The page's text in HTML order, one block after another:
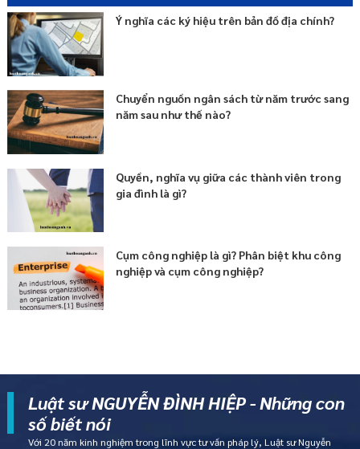
Ý nghĩa các ký hiệu trên bản đồ địa chính?
Chuyển nguồn ngân sách từ năm trước sang
năm sau như thế nào?
Quyền, nghĩa vụ giữa các thành viên trong
gia đình là gì?
Cụm công nghiệp là gì? Phân biệt khu công
nghiệp và cụm công nghiệp?
Luật sư NGUYỄN ĐÌNH HIỆP - Những con
số biết nói
Với 20 năm kinh nghiệm trong lĩnh vực tư vấn pháp lý, Luật sư Nguyễn